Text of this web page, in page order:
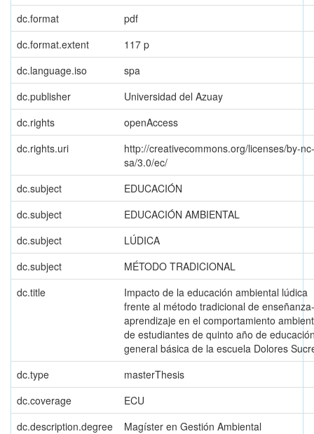
dc.format
pdf
dc.format.extent
117 p
dc.language.iso
spa
dc.publisher
Universidad del Azuay
dc.rights
openAccess
dc.rights.uri
http://creativecommons.org/licenses/by-nc-
sa/3.0/ec/
dc.subject
EDUCACIÓN
dc.subject
EDUCACIÓN AMBIENTAL
dc.subject
LÚDICA
dc.subject
MÉTODO TRADICIONAL
dc.title
Impacto de la educación ambiental lúdica
frente al método tradicional de enseñanza-
aprendizaje en el comportamiento
de estudiantes de quinto año de
general básica de la escuela Dolores
dc.type
masterThesis
dc.coverage
ECU
dc.description.degree
Magíster en Gestión Ambiental